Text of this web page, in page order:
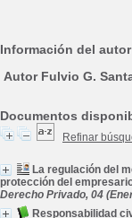
Información del autor
Autor Fulvio G.
Documentos
Refinar
La regulación del
protección del
Derecho Privado, 04
Responsabilidad